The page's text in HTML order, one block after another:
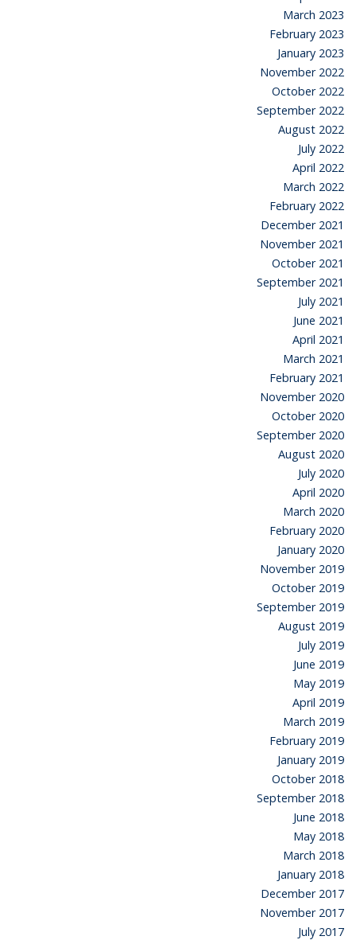
March 2023
February 2023
January 2023
November 2022
October 2022
September 2022
August 2022
July 2022
April 2022
March 2022
February 2022
December 2021
November 2021
October 2021
September 2021
July 2021
June 2021
April 2021
March 2021
February 2021
November 2020
October 2020
September 2020
August 2020
July 2020
April 2020
March 2020
February 2020
January 2020
November 2019
October 2019
September 2019
August 2019
July 2019
June 2019
May 2019
April 2019
March 2019
February 2019
January 2019
October 2018
September 2018
June 2018
May 2018
March 2018
January 2018
December 2017
November 2017
July 2017